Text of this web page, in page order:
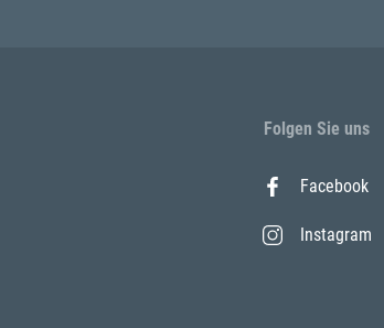
Folgen Sie uns
Facebook
Instagram